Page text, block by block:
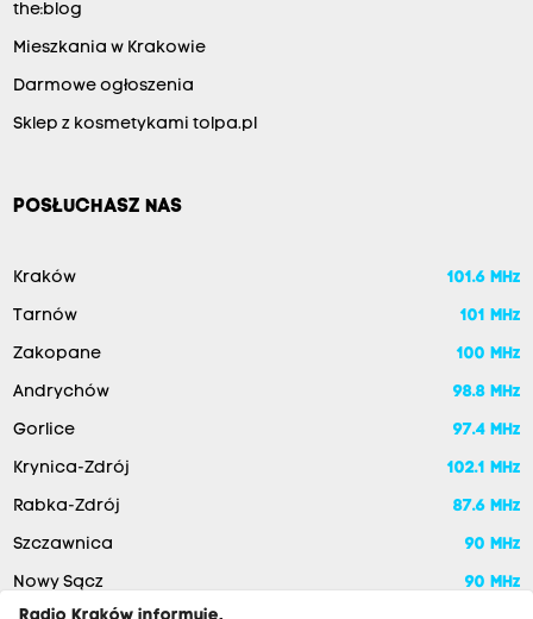
the:blog
Mieszkania w Krakowie
Darmowe ogłoszenia
Sklep z kosmetykami tolpa.pl
POSŁUCHASZ NAS
Kraków 101.6 MHz
Tarnów 101 MHz
Zakopane 100 MHz
Andrychów 98.8 MHz
Gorlice 97.4 MHz
Krynica-Zdrój 102.1 MHz
Rabka-Zdrój 87.6 MHz
Szczawnica 90 MHz
Nowy Sącz
90 MHz